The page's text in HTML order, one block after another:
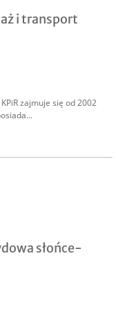
i transport
zajmuje się od 2002
słońce-